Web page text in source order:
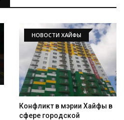
НОВОСТИ ХАЙФЫ
Конфликт в мэрии Хайфы в
сфере городской